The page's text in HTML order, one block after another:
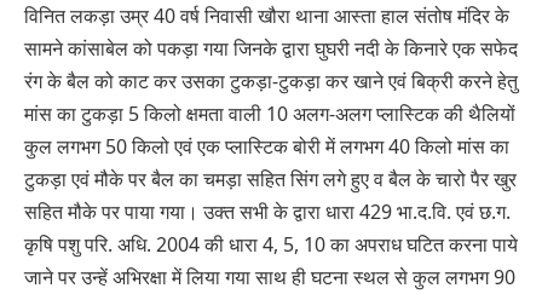
विनित लकड़ा उम्र 40 वर्ष निवासी खौरा थाना आस्ता हाल संतोष मंदिर के
सामने कांसाबेल को पकड़ा गया जिनके द्वारा घुघरी नदी के किनारे एक सफेद
रंग के बैल को काट कर उसका टुकड़ा-टुकड़ा कर खाने एवं बिक्री करने हेतु
मांस का टुकड़ा 5 किलो क्षमता वाली 10 अलग-अलग प्लास्टिक की थैलियों
कुल लगभग 50 किलो एवं एक प्लास्टिक बोरी में लगभग 40 किलो मांस का
टुकड़ा एवं मौके पर बैल का चमड़ा सहित सिंग लगे हुए व बैल के चारो पैर खुर
सहित मौके पर पाया गया। उक्त सभी के द्वारा धारा 429 भा.द.वि. एवं छ.ग.
कृषि पशु परि. अधि. 2004 की धारा 4, 5, 10 का अपराध घटित करना पाये
जाने पर उन्हें अभिरक्षा में लिया गया साथ ही घटना स्थल से कुल लगभग 90